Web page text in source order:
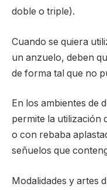
doble o triple).
Cuando se quiera
un anzuelo, deben
de forma tal que no
En los ambientes de
permite la utilización
o con rebaba
señuelos que
Modalidades y artes